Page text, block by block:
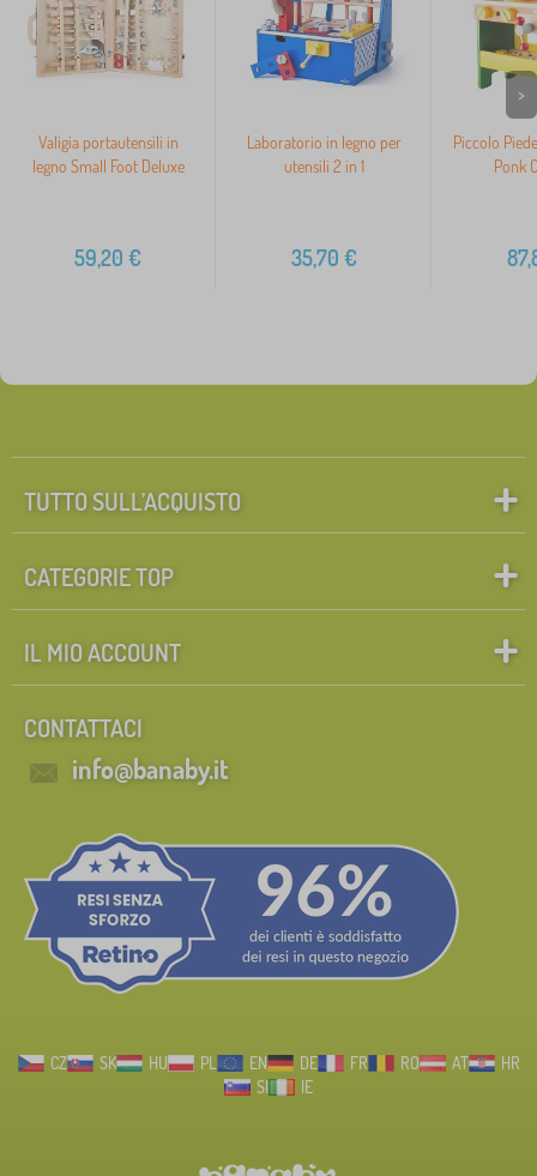
Valigia portautensili in
legno Small Foot Deluxe
59,20 €
Laboratorio in legno per
utensili 2 in 1
35,70 €
Piccolo
Ponk
>
TUTTO SULL’ACQUISTO
CATEGORIE TOP
IL MIO ACCOUNT
CONTATTACI
info@banaby.it
CZ SK HU PL EN DE FR RO AT
HR
SI
IE